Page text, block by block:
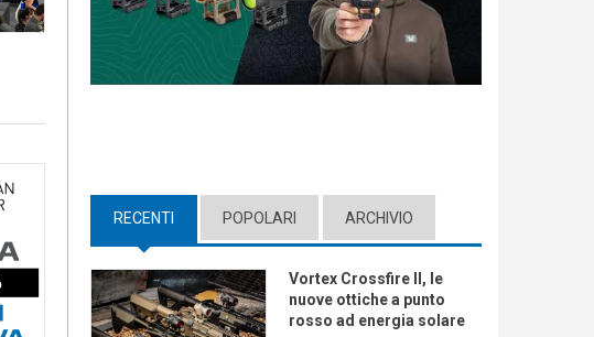
RECENTI (ACTIVE TAB)
POPOLARI ARCHIVIO
Vortex Crossfire II, le
nuove ottiche a punto
rosso ad energia solare